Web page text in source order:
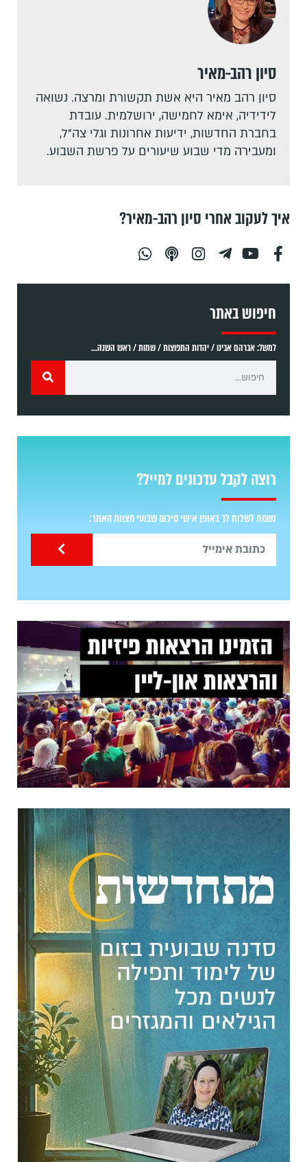
סיון רהב-מאיר
סיון רהב מאיר היא אשת תקשורת ומרצה. נשואה
לידידיה, אימא לחמישה, ירושלמית. עובדת
בחברת החדשות, ידיעות אחרונות וגלי צה"ל,
ומעבירה מדי שבוע שיעורים על פרשת השבוע.
איך לעקוב אחרי סיון רהב-מאיר?
חיפוש באתר
למשל: אברהם אבינו / יהדות התפוצות / שמות / ראש השנה...
רוצה לקבל עדכונים למייל?
נשמח לשלוח לך באופן אישי סיכום שבועי מצוות האתר: